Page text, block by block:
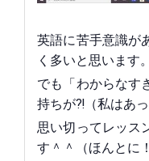
英語に苦手意識が
く多いと思います。
でも「わからなす
持ちが⁈（私はあっ
思い切ってレッス
す＾＾（ほんとに！